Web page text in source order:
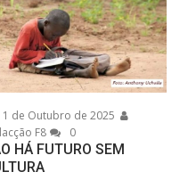
1 de Outubro de 2025
F8
0
HÁ FUTURO SEM